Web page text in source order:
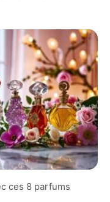
ces 8 parfums